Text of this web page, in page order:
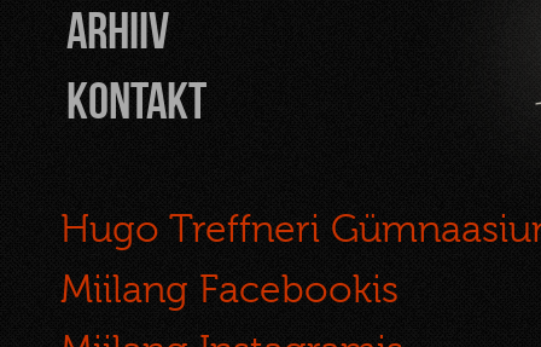
Arhiiv
Kontakt
Hugo Treffneri
Miilang Facebookis